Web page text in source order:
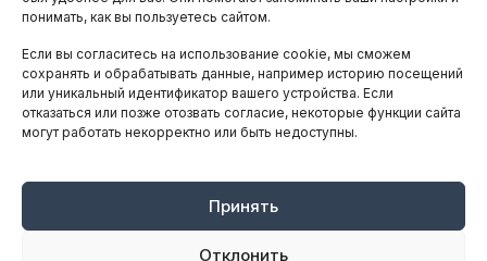
понимать, как вы пользуетесь сайтом.
Если вы согласитесь на использование cookie, мы сможем
сохранять и обрабатывать данные, например историю посещений
или уникальный идентификатор вашего устройства. Если
отказаться или позже отозвать согласие, некоторые функции сайта
могут работать некорректно или быть недоступны.
Принять
Отклонить
ARTICLES IN ENGLISH
НАВИГАЦИЯ
Оплата онлайн